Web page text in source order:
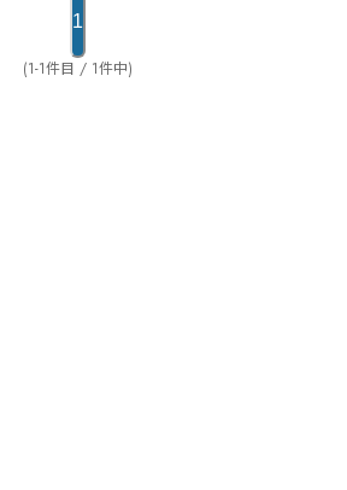
1
(1-1件目 / 1件中)